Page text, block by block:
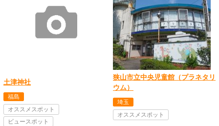
土津神社
福島
オススメスポット
ビュースポット
狭山市立中央児童館（プラネタリ
ウム）
埼玉
オススメスポット